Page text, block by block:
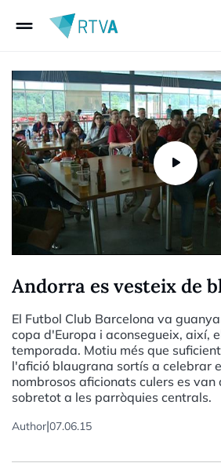
drag_handle
Andorra es vesteix de
El Futbol Club Barcelona va
copa d'Europa i aconsegueix, així,
temporada. Motiu més que
l'afició blaugrana sortís a celebrar
nombrosos aficionats culers es
sobretot a les parròquies centrals.
Author|07.06.15